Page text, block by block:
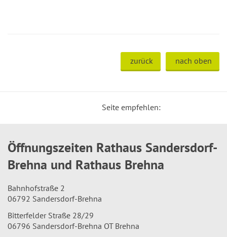
zurück nach oben
Seite empfehlen:
Öffnungszeiten Rathaus Sandersdorf-
Brehna und Rathaus Brehna
Bahnhofstraße 2
06792 Sandersdorf-Brehna
Bitterfelder Straße 28/29
06796 Sandersdorf-Brehna OT Brehna